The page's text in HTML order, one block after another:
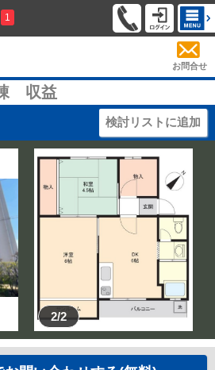
1
お問合せ
収益
検討リストに追加
2/2